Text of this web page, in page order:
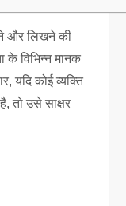
और लिखने की
के विभिन्न मानक
यदि कोई व्यक्ति
तो उसे साक्षर